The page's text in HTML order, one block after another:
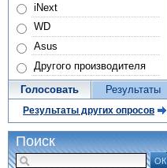
iNext
WD
Asus
Другого производителя
Голосовать Результаты
Результаты других опросов
Поиск
ОК